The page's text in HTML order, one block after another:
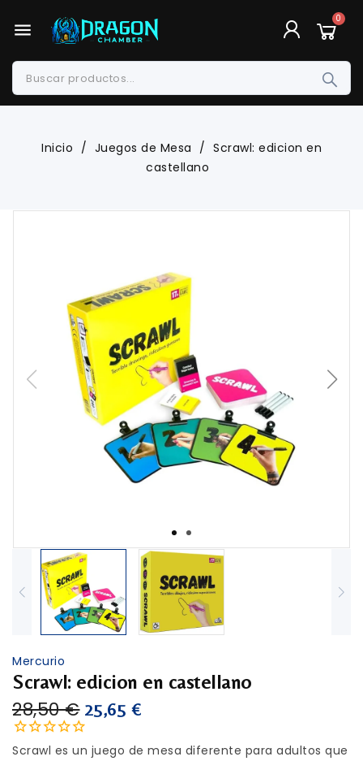
menu
Inicio Juegos de Mesa
Scrawl: edicion en
castellano
Mercurio
Scrawl: edicion en castellano
28,50 € 25,65 €
Scrawl es un juego de mesa diferente para adultos que